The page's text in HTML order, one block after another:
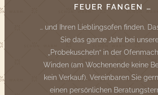
FEUER FANGEN …
… und Ihren Lieblingsofen finden.
Sie das ganze Jahr bei
„Probekuscheln“ in der
Winden (am Wochenende keine
kein Verkauf). Vereinbaren Sie
einen persönlichen